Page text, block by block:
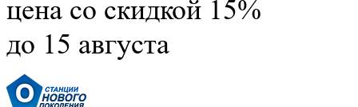
цена со скидкой 15%
до 15 августа